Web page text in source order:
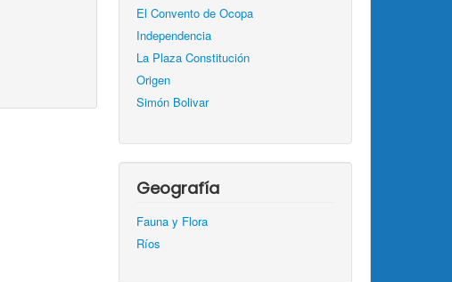
El Convento de Ocopa
Independencia
La Plaza Constitución
Origen
Simón Bolivar
Geografía
Fauna y Flora
Ríos